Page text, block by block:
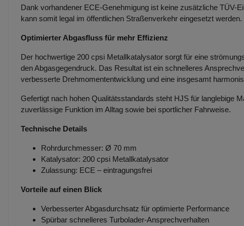
Dank vorhandener ECE-Genehmigung ist keine zusätzliche TÜV-
kann somit legal im öffentlichen Straßenverkehr eingesetzt werden.
Optimierter Abgasfluss für mehr Effizienz
Der hochwertige 200 cpsi Metallkatalysator sorgt für eine
den Abgasgegendruck. Das Resultat ist ein schnelleres
verbesserte Drehmomententwicklung und eine insgesamt
Gefertigt nach hohen Qualitätsstandards steht HJS für langlebige
zuverlässige Funktion im Alltag sowie bei sportlicher Fahrweise.
Technische Details
Rohrdurchmesser: Ø 70 mm
Katalysator: 200 cpsi Metallkatalysator
Zulassung: ECE – eintragungsfrei
Vorteile auf einen Blick
Verbesserter Abgasdurchsatz für optimierte Performance
Spürbar schnelleres Turbolader-Ansprechverhalten